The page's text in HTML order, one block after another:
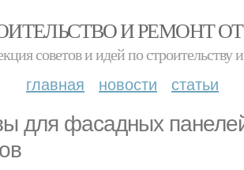
И РЕМОНТ
советов и идей по строительству
главная новости статьи
для фасадных